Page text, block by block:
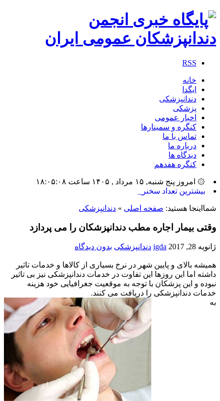
RSS
خانه
ایگدا
دندانپزشکی
پزشکی
اخبار عمومی
کنگره و سمینارها
تماس با ما
درباره ما
دیدگاه ها
کنگره هفدهم
۞ امروز پنج شنبه, ۱۵ مرداد , ۱۴۰۵ ساعت ۱۸:۰۵:۰۸
بیشترین تعداد سخنرانان، مد_
شمااینجا هستید: صفحه اصلی » دندانپزشکی
وقتی بیمار اجاره مطب دندانپزشکان را می پردازد
ژانویه 28, 2017 igda دندانپزشکی بدون دیدگاه
همیشه بالای و پایین شهر در نرخ بسیاری از کالاها و خدمات تاثیر
داشته اما این روزها این تفاوت در خدمات دندانپزشکی نیز بی تاثیر
نبوده و این پزشکان با توجه به موقعیت جغرافیایی خود هزینه
خدمات دندانپزشکی را دریافت می کنند.
به